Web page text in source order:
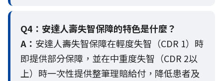
Q4： 安達人壽失智保障的特色是什麼？
A： 安達人壽失智保障在輕度失智（CDR 1）時
即提供部分保障，並在中重度失智（CDR 2以
上）時一次性提供整筆理賠給付，降低患者及